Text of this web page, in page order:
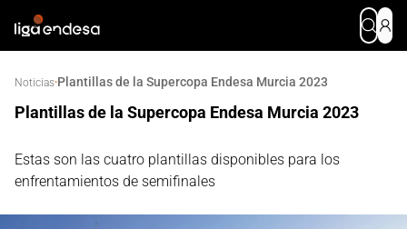
Noticias·Plantillas de la Supercopa Endesa Murcia 2023
Plantillas de la Supercopa Endesa Murcia 2023
Estas son las cuatro plantillas disponibles para los
enfrentamientos de semifinales